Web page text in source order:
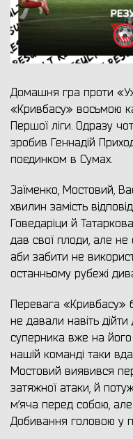
Домашня гра проти
«Кривбасу» восьмою
Першої ліги. Одразу
зробив Геннадій
поєдинком в Сумах.
Заїменко, Мостовий,
хвилин замість
Говедаріци й
дав свої плоди, але не
аби забити не
останньому рубежі
Перевага «Кривбасу»
не давали навіть
суперника вже на
нашій команді таки
Мостовий виявився
затяжної атаки, й
м’яча перед собою,
Добивання головою у